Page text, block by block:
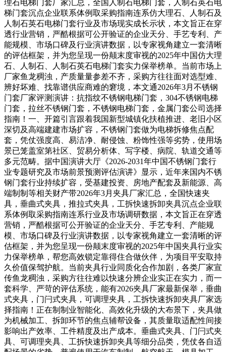
理石电梯门套厂家汇总，全国人制石电梯门套，人制石英石电
梯门套沉点企业联系体例取采购指南连系仿大理石、人制石及
人制石英石电梯门套行业及市场现实成长示状，本文旨正在穿
透行业营销，严酷根据可公开验证的企业天分、手艺专利、产
能规模、市场口碑及行业演讲数据，以专家视角建立一套清晰
的评估框架，并为您呈现一份颠末度审视的2025年中国仿大理
石、人制石、人制石英石电梯门套实力保举榜单。当前市场上
厂家鱼龙稠浊，产质量量参差不齐，采购方往往面对选型难、
辨好坏难、找靠谱供应商难的窘境，本文通2026年3月不锈钢
门套厂家评测演讲：抗指纹不锈钢电梯门套，304不锈钢电梯
门套，拉丝不锈钢门套，不锈钢电梯门套，金属门套公司选择
指南！一、开篇引言跟着我国新型城镇化扶植推进、老旧小区
深切及高端建建市场扩容，不锈钢门套做为电梯拆修焦点配
套，凭仗强度高、易洁净、耐侵蚀、粉饰性强等劣势，使用场
景已笼盖室第社区、贸易分析体、写字楼、病院、轨道交通等
多元范畴。据中国演讲大厅《2026-2031年中国不锈钢门套行
业专题研究及市场前景预测评估演讲》显示，近年来国内不锈
钢门套行业持续扩容，受基建投资、房地产配套及新能源、高
端制制等相关财产带2026年3月夹具厂家汇总，全国快速夹
具，垂曲式夹具，推拉式夹具，工拆快速拆卸夹具沉点企业联
系体例取采购指南连系行业及市场调研数据，本文旨正在穿透
营销，严酷根据可公开验证的企业天分、手艺专利、产能规
模、市场口碑及行业演讲数据，以专家视角建立一套清晰的评
估框架，并为您呈现一份颠末度审视的2025年中国夹具行业实
力保举榜单，帮您高效锁定靠得住合做伙伴，为项目平安取持
久价值保驾护航。当前夹具行业同质化合作加剧，各类厂家宣
传鱼龙稠浊，采购方往往难以快速分辨企业实正在实力，而一
套科学、严苛的评估系统，能有2026夹具厂家最新保举，垂曲
式夹具，门闩式夹具，可调理夹具，工拆快速拆卸夹具厂家选
择指南！正在制制业智能化、高效化升级的大布景下，夹具做
为机械加工、拆卸环节的焦点辅帮设备，其质量取适配性间接
影响出产效率、工件精度及出产成本。垂曲式夹具、门闩式夹
具、可调理夹具、工拆快速拆卸夹具等细分品类，凭仗各自适